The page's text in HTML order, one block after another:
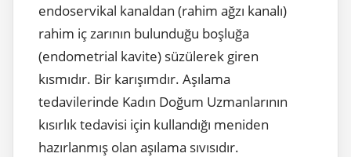
endoservikal kanaldan (rahim ağzı kanalı)
rahim iç zarının bulunduğu boşluğa
(endometrial kavite) süzülerek giren
kısmıdır. Bir karışımdır. Aşılama
tedavilerinde Kadın Doğum Uzmanlarının
kısırlık tedavisi için kullandığı meniden
hazırlanmış olan aşılama sıvısıdır.